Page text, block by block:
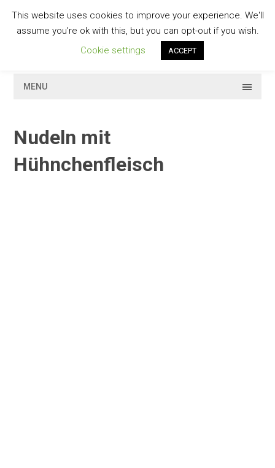
contentGESCHMACKVOLL
MENU
Nudeln mit
Hühnchenfleisch
This website uses cookies to improve your experience. We'll
assume you're ok with this, but you can opt-out if you wish.
Cookie settings
ACCEPT